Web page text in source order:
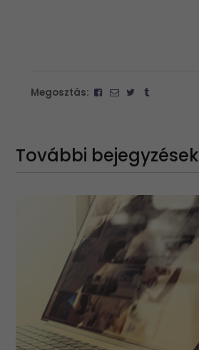
Megosztás:
További bejegyzések